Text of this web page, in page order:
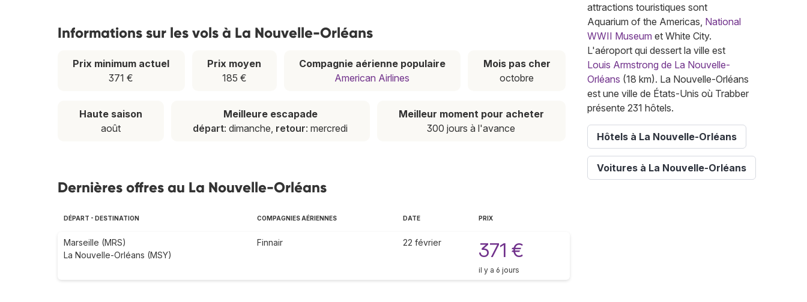
Informations sur les vols à La Nouvelle-Orléans
Prix minimum actuel
371 €
Prix moyen
185 €
Compagnie aérienne populaire
American Airlines
Mois pas cher
octobre
Haute saison
août
Meilleure escapade
départ: dimanche, retour: mercredi
Meilleur moment pour acheter
300 jours à l'avance
Dernières offres au La Nouvelle-Orléans
DÉPART - DESTINATION COMPAGNIES AÉRIENNES DATE PRIX
Marseille (MRS)
La Nouvelle-Orléans (MSY)
Finnair 22 février 371 €
il y a 6 jours
attractions touristiques sont
Aquarium of the Americas, National
WWII Museum et White City.
L'aéroport qui dessert la ville est
Louis Armstrong de La Nouvelle-
Orléans (18 km). La Nouvelle-Orléans
est une ville de États-Unis où Trabber
présente 231 hôtels.
Hôtels à La Nouvelle-Orléans
Voitures à La Nouvelle-Orléans